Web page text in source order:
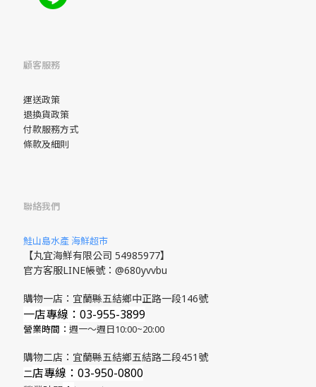
顧客服務
運送政策
退換貨政策
付款服務方式
條款及細則
聯絡我們
鮭山島水產 海鮮超市
【丸宜海鮮有限公司 54985977】
官方客服LINE帳號：@680yvvbu
購物一店：宜蘭縣五結鄉中正路一段146號
一店專線：03-955-3899
營業時間： 週一～週日10:00~20:00
購物二店：宜蘭縣五結鄉五結路二段451號
​二店專線 ：03-950-0800